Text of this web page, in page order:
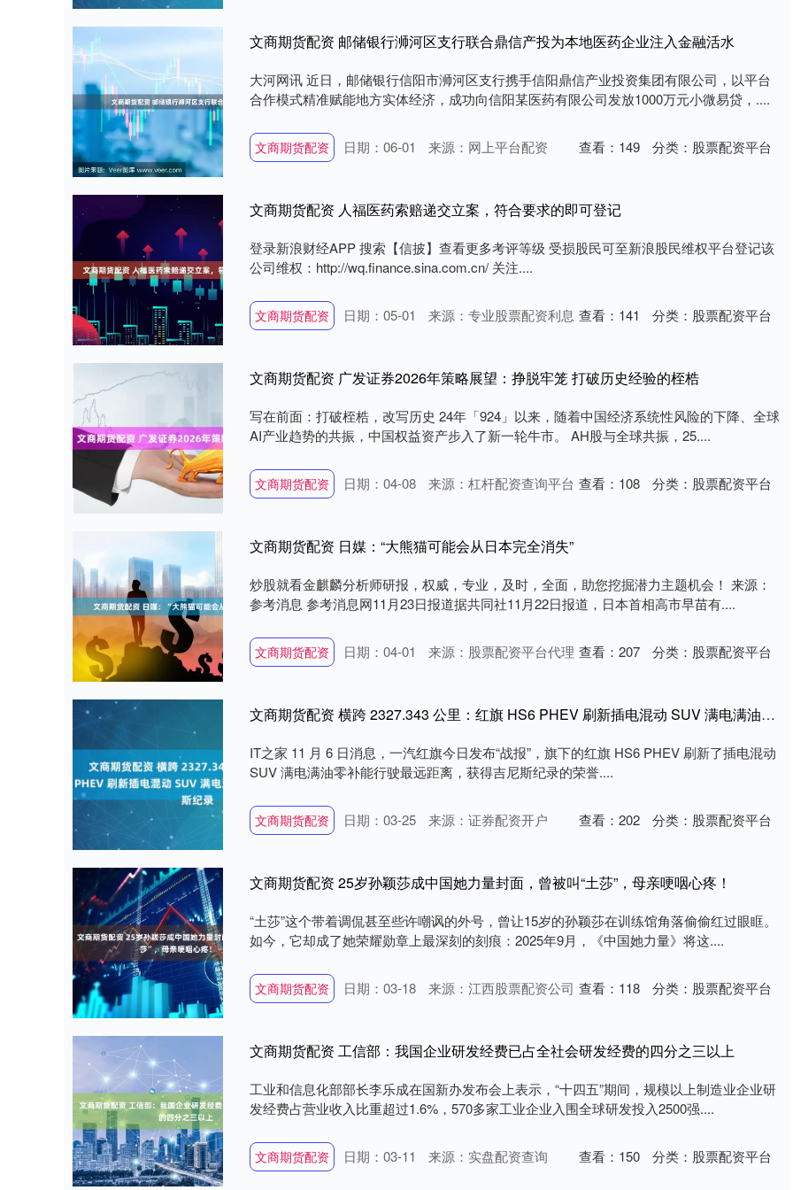
文商期货配资 邮储银行浉河区支行联合鼎信产投为本地医药企业注入金融活水
大河网讯 近日，邮储银行信阳市浉河区支行携手信阳鼎信产业投资集团有限公司，以平台
合作模式精准赋能地方实体经济，成功向信阳某医药有限公司发放1000万元小微易贷，....
文商期货配资 日期：06-01 来源：网上平台配资 查看： 149 分类： 股票配资平台
文商期货配资 人福医药索赔递交立案，符合要求的即可登记
登录新浪财经APP 搜索【信披】查看更多考评等级 受损股民可至新浪股民维权平台登记该
公司维权：http://wq.finance.sina.com.cn/ 关注....
文商期货配资 日期：05-01 来源：专业股票配资利息 查看： 141 分类： 股票配资平台
文商期货配资 广发证券2026年策略展望：挣脱牢笼 打破历史经验的桎梏
写在前面：打破桎梏，改写历史 24年「924」以来，随着中国经济系统性风险的下降、全球
AI产业趋势的共振，中国权益资产步入了新一轮牛市。 AH股与全球共振，25....
文商期货配资 日期：04-08 来源：杠杆配资查询平台 查看： 108 分类： 股票配资平台
文商期货配资 日媒：“大熊猫可能会从日本完全消失”
炒股就看金麒麟分析师研报，权威，专业，及时，全面，助您挖掘潜力主题机会！ 来源：
参考消息 参考消息网11月23日报道据共同社11月22日报道，日本首相高市早苗有....
文商期货配资 日期：04-01 来源：股票配资平台代理 查看： 207 分类： 股票配资平台
文商期货配资 横跨 2327.343 公里：红旗 HS6 PHEV 刷新插电混动 SUV 满电满油零补能吉尼斯纪录
IT之家 11 月 6 日消息，一汽红旗今日发布“战报”，旗下的红旗 HS6 PHEV 刷新了插电混动
SUV 满电满油零补能行驶最远距离，获得吉尼斯纪录的荣誉....
文商期货配资 日期：03-25 来源：证券配资开户 查看： 202 分类： 股票配资平台
文商期货配资 25岁孙颖莎成中国她力量封面，曾被叫“土莎”，母亲哽咽心疼！
“土莎”这个带着调侃甚至些许嘲讽的外号，曾让15岁的孙颖莎在训练馆角落偷偷红过眼眶。
如今，它却成了她荣耀勋章上最深刻的刻痕：2025年9月，《中国她力量》将这....
文商期货配资 日期：03-18 来源：江西股票配资公司 查看： 118 分类： 股票配资平台
文商期货配资 工信部：我国企业研发经费已占全社会研发经费的四分之三以上
工业和信息化部部长李乐成在国新办发布会上表示，“十四五”期间，规模以上制造业企业研
发经费占营业收入比重超过1.6%，570多家工业企业入围全球研发投入2500强....
文商期货配资 日期：03-11 来源：实盘配资查询 查看： 150 分类： 股票配资平台